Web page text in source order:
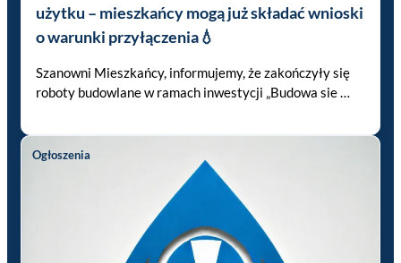
użytku – mieszkańcy mogą już składać wnioski
o warunki przyłączenia💧
Szanowni Mieszkańcy, informujemy, że zakończyły się
roboty budowlane w ramach inwestycji „Budowa sie …
Ogłoszenia